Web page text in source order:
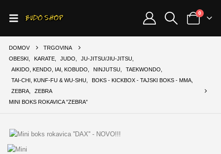
0
DOMOV
TRGOVINA
OBESKI
KARATE, JUDO JU-JITSU/JIU-JITSU
AIKIDO, KENDO, IAI, KOBUDO
NINJUTSU TAEKWONDO
TAI-CHI, KUNF-FU & WU-SHU
BOKS - KICKBOX - TAJSKI BOKS - MMA,
ZEBRA,
ZEBRA
MINI BOKS ROKAVICA ”ZEBRA”